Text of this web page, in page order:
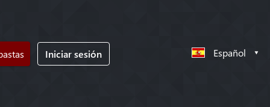
Iniciar sesión Español